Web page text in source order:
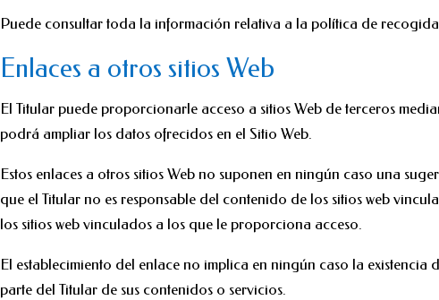
Puede consultar toda la información relativa a la política de
Enlaces a otros sitios Web
El Titular puede proporcionarle acceso a sitios Web de terceros
podrá ampliar los datos ofrecidos en el Sitio Web.
Estos enlaces a otros sitios Web no suponen en ningún caso una
que el Titular no es responsable del contenido de los sitios web
los sitios web vinculados a los que le proporciona acceso.
El establecimiento del enlace no implica en ningún caso la
parte del Titular de sus contenidos o servicios.